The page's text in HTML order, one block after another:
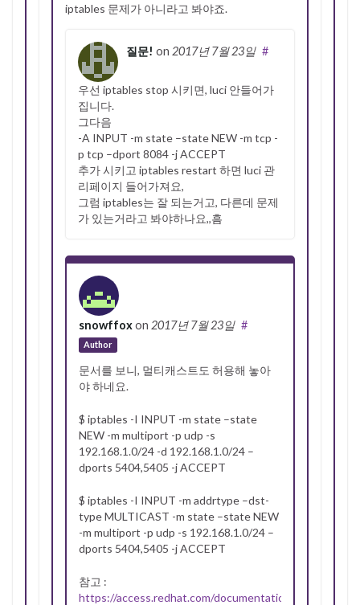
iptables 문제가 아니라고 봐야죠.
질문! on 2017년 7월 23일 #
우선 iptables stop 시키면, luci 안들어가
집니다.
그다음
-A INPUT -m state –state NEW -m tcp -
p tcp –dport 8084 -j ACCEPT
추가 시키고 iptables restart 하면 luci 관
리페이지 들어가져요,
그럼 iptables는 잘 되는거고, 다른데 문제
가 있는거라고 봐야하나요,,흠
snowffoxon 2017년 7월 23일
Author
#
문서를 보니, 멀티캐스트도 허용해 놓아
야 하네요.
$ iptables -I INPUT -m state –state
NEW -m multiport -p udp -s
192.168.1.0/24 -d 192.168.1.0/24 –
dports 5404,5405 -j ACCEPT
$ iptables -I INPUT -m addrtype –dst-
type MULTICAST -m state –state NEW
-m multiport -p udp -s 192.168.1.0/24 –
dports 5404,5405 -j ACCEPT
참고 :
https://access.redhat.com/documentation/en-